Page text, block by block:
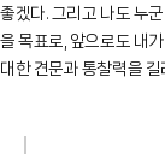
좋겠다. 그리고 나도
을 목표로, 앞으로도 내
대한 견문과 통찰력을